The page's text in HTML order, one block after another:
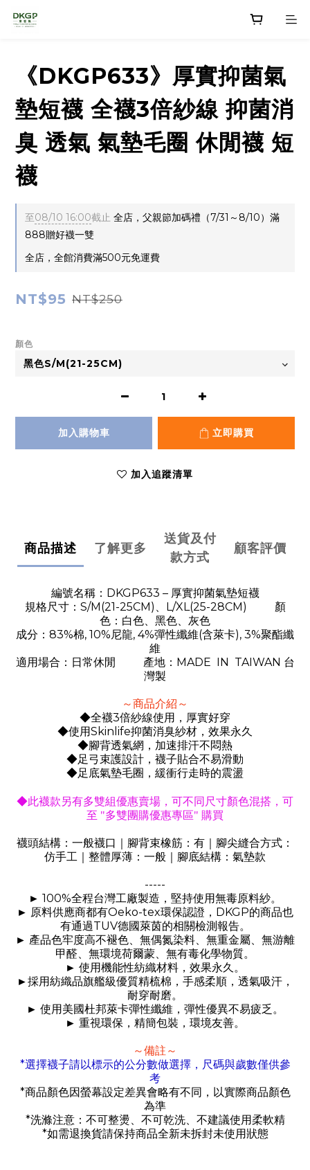
《DKGP633》厚實抑菌氣
墊短襪 全襪3倍紗線 抑菌消
臭 透氣 氣墊毛圈 休閒襪 短
襪
至08/10 16:00截止 全店，父親節加碼禮（7/31～8/10）滿
888贈好襪一雙
全店，全館消費滿500元免運費
NT$95 NT$250
顏色
加入購物車 立即購買
加入追蹤清單
商品描述 了解更多
送貨及付
款方式
顧客評價
編號名稱： DKGP633 – 厚實抑菌氣墊短襪
規格尺寸： S/M(21-25CM) L/XL(25-28CM)
顏
色：白色、黑色、灰色
成分： 83%棉, 10%尼龍, 4%彈性纖維(含萊卡), 3%聚酯纖
維
適用場合：日常休閒
產地： MADE IN TAIWAN 台
灣製
～商品介紹～
◆全襪3倍紗線使用，厚實好穿
◆使用Skinlife抑菌消臭紗材，效果永久
◆腳背透氣網，加速排汗不悶熱
◆足弓束護設計，襪子貼合不易滑動
◆足底氣墊毛圈，緩衝行走時的震盪
◆此襪款另有多雙組優惠賣場 ， 可不同尺寸顏色混搭，可
至 "多雙團購優惠專區" 購買
襪頭結構：一般襪口｜腳背束橡筋：有｜腳尖縫合方式：
仿手工｜整體厚薄：一般｜腳底結構：氣墊款
-----
► 100%全程台灣工廠製造，堅持使用無毒原料紗。
► 原料供應商都有Oeko-tex環保認證， DKGP的商品也
有通過TUV德國萊茵的相關檢測報告。
► 產品色牢度高不褪色、無偶氮染料、無重金屬、無游離
甲醛、無環境荷爾蒙、無有毒化學物質。
► 使用機能性紡織材料，效果永久。
►採用紡織品旗艦級優質精梳棉，手感柔順，透氣吸汗，
耐穿耐磨。
► 使用美國杜邦萊卡彈性纖維，彈性優異不易疲乏。
► 重視環保，精簡包裝，環境友善。
～備註～
*選擇襪子請以標示的公分數做選擇，尺碼與歲數僅供參
考
*商品顏色因螢幕設定差異會略有不同，以實際商品顏色
為準
*洗滌注意：不可整燙、不可乾洗、不建議使用柔軟精
*如需退換貨請保持商品全新未拆封未使用狀態